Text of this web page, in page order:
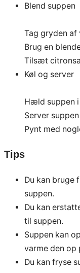
Blend suppen
Tag gryden af
Brug en
Tilsæt
Køl og server
Hæld suppen
Server
Pynt med
Tips
Du kan bruge
suppen.
Du kan
til suppen.
Suppen kan
varme den op
Du kan fryse